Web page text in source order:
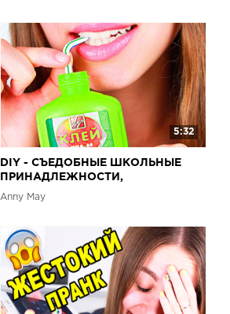
5:32
DIY - СЪЕДОБНЫЕ ШКОЛЬНЫЕ
ПРИНАДЛЕЖНОСТИ,
КАНЦЕЛЯРИЯ | КАК СДЕЛАТЬ
Anny May